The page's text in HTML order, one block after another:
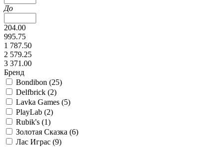
До
204.00
995.75
1 787.50
2 579.25
3 371.00
Бренд
Bondibon (25)
Delfbrick (2)
Lavka Games (5)
PlayLab (2)
Rubik's (1)
Золотая Сказка (6)
Лас Играс (9)